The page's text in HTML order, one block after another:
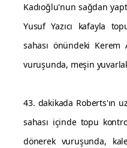
Kadıoğlu'nun sağdan
Yusuf Yazıcı kafayla
sahası önündeki
vuruşunda, meşin
43. dakikada Roberts'ın
sahası içinde topu
dönerek vuruşunda,